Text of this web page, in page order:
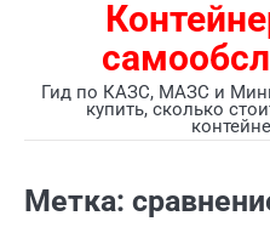
содержимому
Гид по КАЗС, МАЗС и
купить, сколько
Метка: